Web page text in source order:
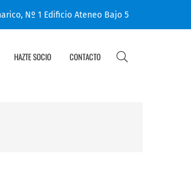
Nº 1 Edificio Ateneo Bajo 5
HAZTE SOCIO CONTACTO